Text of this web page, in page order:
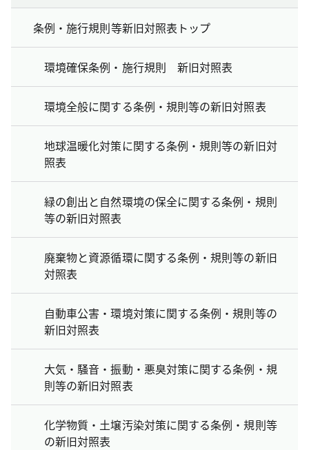
条例・施行規則等新旧対照表トップ
環境確保条例・施行規則 新旧対照表
環境全般に関する条例・規則等の新旧対照表
地球温暖化対策に関する条例・規則等の新旧対
照表
緑の創出と自然環境の保全に関する条例・規則
等の新旧対照表
廃棄物と資源循環に関する条例・規則等の新旧
対照表
自動車公害・環境対策に関する条例・規則等の
新旧対照表
大気・騒音・振動・悪臭対策に関する条例・規
則等の新旧対照表
化学物質・土壌汚染対策に関する条例・規則等
の新旧対照表